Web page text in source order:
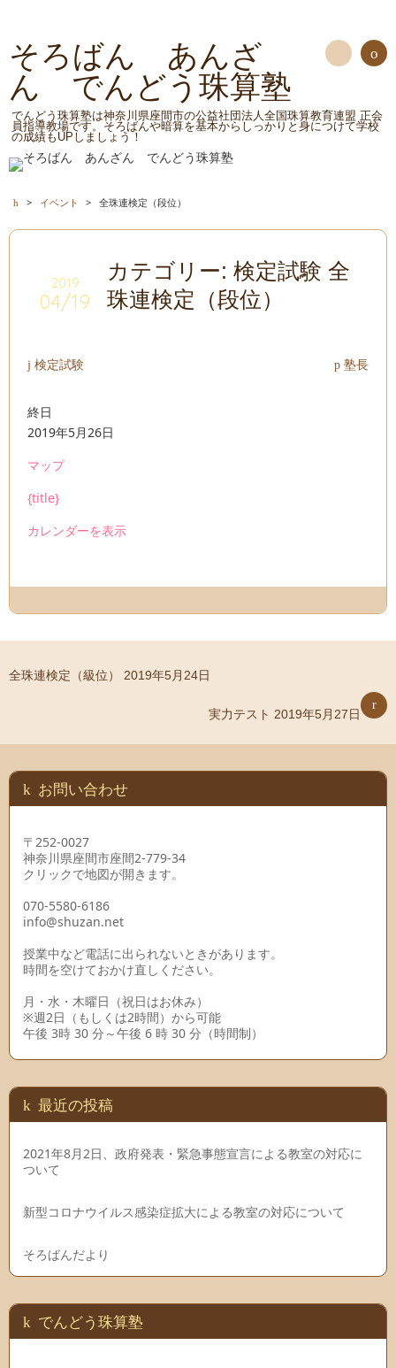
そろばん あんざ
ん でんどう珠算塾
でんどう珠算塾は神奈川県座間市の公益社団法人全国珠算教育連盟 正会
員指導教場です。そろばんや暗算を基本からしっかりと身につけて学校
の成績もUPしましょう！
索
> イベント > 全珠連検定（段位）
2019
04/19
カテゴリー: 検定試験 全
珠連検定（段位）
検定試験 塾長
全
珠
検
定
位）
終日
2019年5月26日
マップ厚
同
{title}
カレンダーを表示
全珠連検定（級位） 2019年5月24日
実力テスト 2019年5月27日
お問い合わせ
〒252-0027
神奈川県座間市座間2-779-34
クリックで地図が開きます。
070-5580-6186
info@shuzan.net
授業中など電話に出られないときがあります。
時間を空けておかけ直しください。
月・水・木曜日（祝日はお休み）
※週2日（もしくは2時間）から可能
午後 3時 30 分～午後 6 時 30 分（時間制）
最近の投稿
2021年8月2日、政府発表・緊急事態宣言による教室の対応に
ついて
新型コロナウイルス感染症拡大による教室の対応について
そろばんだより
でんどう珠算塾